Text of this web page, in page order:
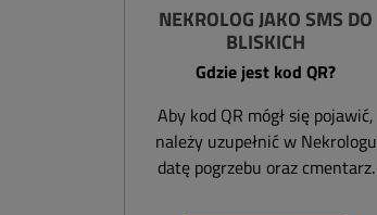
NEKROLOG JAKO SMS DO
BLISKICH
Gdzie jest kod QR?
Aby kod QR mógł się pojawić,
należy uzupełnić w Nekrologu
datę pogrzebu oraz cmentarz.